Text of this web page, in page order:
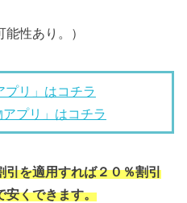
能性あり。）
プリ」はコチラ
プリ」はコチラ
引を適用すれば２０％割引
安くできます。